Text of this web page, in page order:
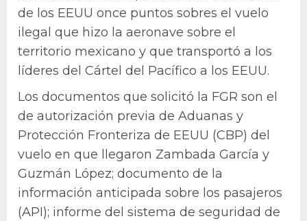
de los EEUU once puntos sobres el vuelo
ilegal que hizo la aeronave sobre el
territorio mexicano y que transportó a los
líderes del Cártel del Pacífico a los EEUU.
Los documentos que solicitó la FGR son el
de autorización previa de Aduanas y
Protección Fronteriza de EEUU (CBP) del
vuelo en que llegaron Zambada García y
Guzmán López; documento de la
información anticipada sobre los pasajeros
(API); informe del sistema de seguridad de